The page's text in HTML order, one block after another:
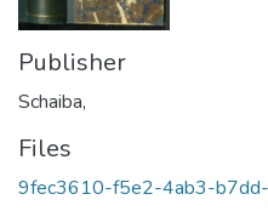
Publisher
Schaiba,
Files
9fec3610-f5e2-4ab3-